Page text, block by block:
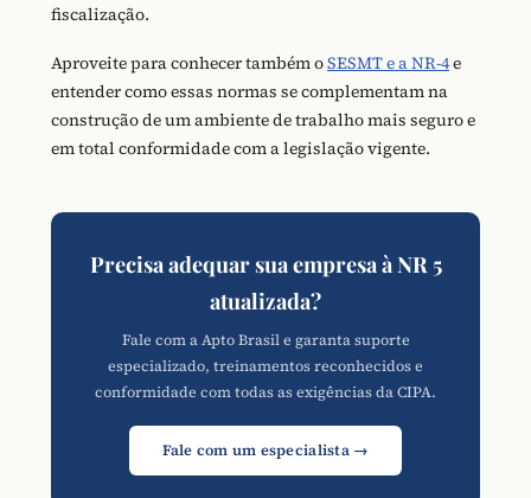
fiscalização.
Aproveite para conhecer também oSESMT e a NR-4e
entender como essas normas se complementam na
construção de um ambiente de trabalho mais seguro e
em total conformidade com a legislação vigente.
Precisa adequar sua empresa à NR 5
atualizada?
Fale com a Apto Brasil e garanta suporte
especializado, treinamentos reconhecidos e
conformidade com todas as exigências da CIPA.
Fale com um especialista →